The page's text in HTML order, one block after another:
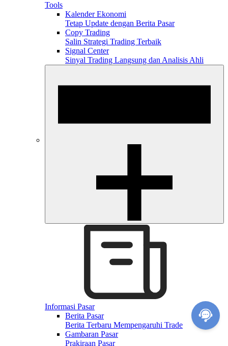
Tools
Kalender Ekonomi
Tetap Update dengan Berita Pasar
Copy Trading
Salin Strategi Trading Terbaik
Signal Center
Sinyal Trading Langsung dan Analisis Ahli
Informasi Pasar
Berita Pasar
Berita Terbaru Mempengaruhi Trade
Gambaran Pasar
Prakiraan Pasar